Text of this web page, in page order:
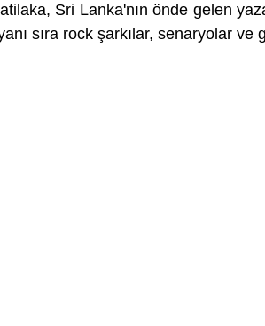
Sri Lanka'nın önde gelen
sıra rock şarkılar, senaryolar ve